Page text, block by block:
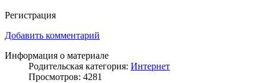
Регистрация
Добавить комментарий
Информация о материале
Родительская категория: Интернет
Просмотров: 4281